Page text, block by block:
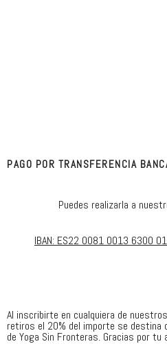
PAGO POR TRANSFERENCIA
Puedes realizarla a
IBAN: ES22 0081 0013 6300
Al inscribirte en cualquiera de
retiros el 20% del importe se destina
de Yoga Sin Fronteras. Gracias por tu